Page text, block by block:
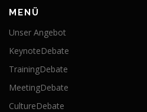
MENÜ
Unser Angebot
KeynoteDebate
TrainingDebate
MeetingDebate
CultureDebate